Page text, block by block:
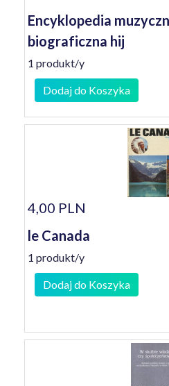
Encyklopedia
biograficzna hij
1 produkt/y
Dodaj do Koszyka
4,00 PLN
le Canada
1 produkt/y
Dodaj do Koszyka